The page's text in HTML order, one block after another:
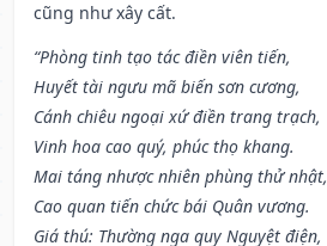
cũng như xây cất.
“Phòng tinh tạo tác điền viên tiến,
Huyết tài ngưu mã biến sơn cương,
Cánh chiêu ngoại xứ điền trang trạch,
Vinh hoa cao quý, phúc thọ khang.
Mai táng nhược nhiên phùng thử nhật,
Cao quan tiến chức bái Quân vương.
Giá thú: Thường nga quy Nguyệt điện,